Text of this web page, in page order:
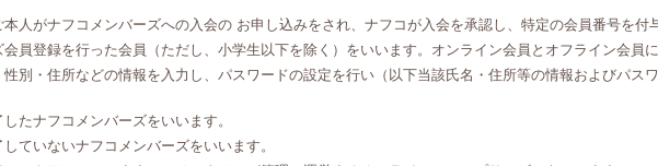
人がナフコメンバーズへの入会の お申し込みをされ、ナフコが入会を承認し、特定の会員番号を付
員登録を行った会員（ただし、小学生以下を除く）をいいます。オンライン会員とオフライン会員に
別・住所などの情報を入力し、パスワードの設定を行い（以下当該氏名・住所等の情報およびパス
たナフコメンバーズをいいます。
ていないナフコメンバーズをいいます。